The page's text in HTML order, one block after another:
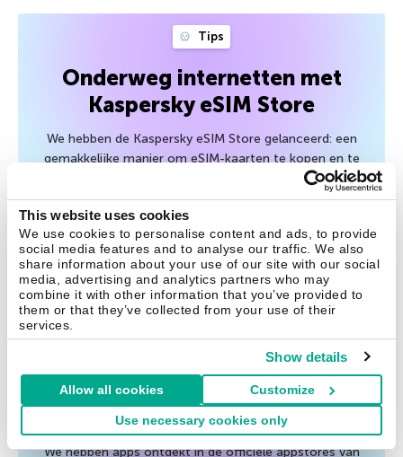
This website uses cookies
We use cookies to personalise content and ads, to provide
social media features and to analyse our traffic. We also
share information about your use of our site with our social
media, advertising and analytics partners who may
combine it with other information that you’ve provided to
them or that they’ve collected from your use of their
services.
Show details
Allow all cookies Customize
Use necessary cookies only
Tips
Onderweg internetten met
Kaspersky eSIM Store
We hebben de Kaspersky eSIM Store gelanceerd: een
gemakkelijke manier om eSIM-kaarten te kopen en te
activeren, waarmee je direct mobiel internet hebt in meer
dan 150 landen en regio’s over de hele wereld.
juni 17, 2025
Trojan-stealer SparkCat
infiltreert App Store en Google
Play, steelt gegevens van foto’s
We hebben apps ontdekt in de officiële appstores van